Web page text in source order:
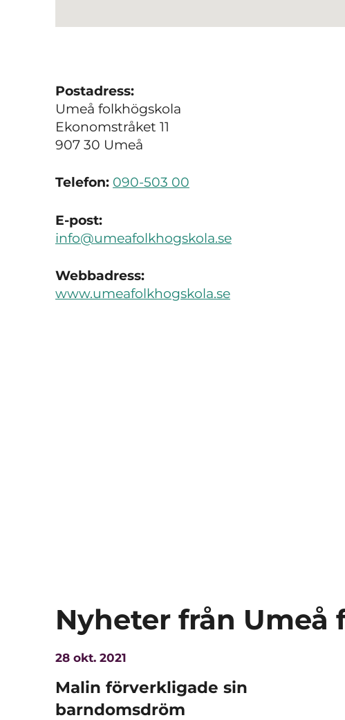
Postadress:
Umeå folkhögskola
Ekonomstråket 11
907 30 Umeå
Telefon: 090-503 00
E-post:
info@umeafolkhogskola.se
Webbadress:
www.umeafolkhogskola.se
Nyheter från Umeå
28 okt. 2021
Malin förverkligade sin
barndomsdröm